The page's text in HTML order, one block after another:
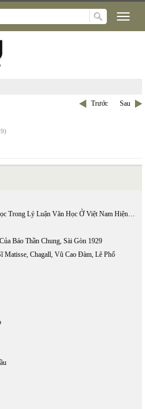
Trước Sau
Quan Niệm Về Chức Năng Văn Học Trong Lý Luận Văn Học Ở Việt Nam Hiện Nay
Báo Thần Chung, Sài Gòn 1929
Chagall, Vũ Cao Đàm, Lê Phổ